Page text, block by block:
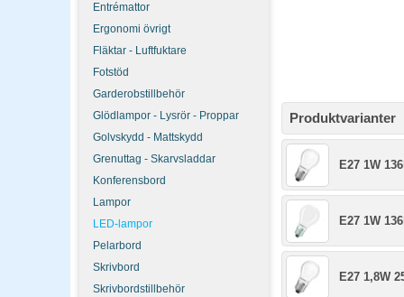
Entrémattor
Ergonomi övrigt
Fläktar - Luftfuktare
Fotstöd
Garderobstillbehör
Glödlampor - Lysrör - Proppar
Golvskydd - Mattskydd
Grenuttag - Skarvsladdar
Konferensbord
Lampor
LED-lampor
Pelarbord
Skrivbord
Skrivbordstillbehör
Produktvarianter
E27 1W
E27 1W
E27 1,8W